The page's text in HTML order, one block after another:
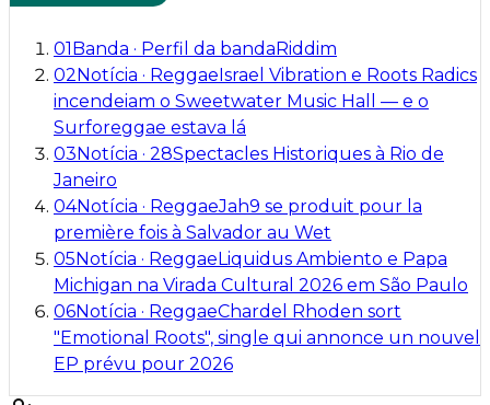
01 Banda · Perfil da banda Riddim
02 Notícia · Reggae Israel Vibration e Roots Radics
incendeiam o Sweetwater Music Hall — e o
Surforeggae estava lá
03 Notícia · 28Spectacles Historiques à Rio de
Janeiro
04Notícia · ReggaeJah9 se produit pour la
première fois à Salvador au Wet
05 Notícia · Reggae Liquidus Ambiento e Papa
Michigan na Virada Cultural 2026 em São Paulo
06Notícia · ReggaeChardel Rhoden sort
"Emotional Roots", single qui annonce un nouvel
EP prévu pour 2026